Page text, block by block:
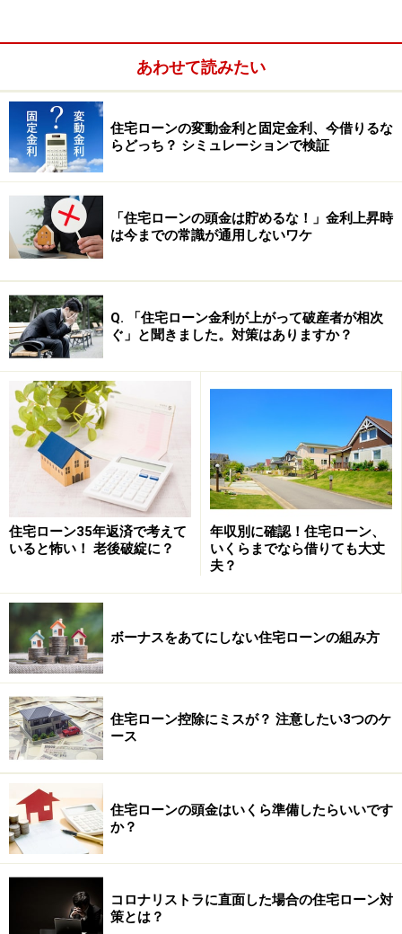
ていないので、購入をキャンセルしたとしても返還され
るのが一般的です。返還される金額は全額返還というケ
ースと事務手数料数万円を差し引いた一部返還するとい
ケースがあります。
不動産会社によっては全額返還を拒絶する場合があるの
で、購入をキャンセルしたときは返還されるかどうか、
申込証拠金を支払う前に必ず書面にて確認しておきまし
ょう。
また、支払った証拠として預り証を発行するように不動
産会社に依頼しましょう。もしも、キャンセル時の申込
証拠金の全額返還や預り証の発行を拒絶するような不動
産会社の場合は要注意です。
数週間したあとにキャンセルされると不動産会社も困る
ので、申込証拠金の有効期間は一般的に1週間～10日間
が目安となっています。トラブルを回避するためにも、
申込証拠金の有効期限も書面にて確認しておきましょ
う。
なお、申込証拠金は、売買契約をするときの手付金や契
約時の諸費用（印紙代）に充当されます。
次のページでは、最も重要な手付金について説明しま
す。
※記事内容は執筆時点のものです。最新の内容をご確認くださ
い。
本記事の内容は一般的な情報提供を目的としており、特定の金融
商品や投資行動を推奨するものではありません。
投資や資産運用に関する最終的なご判断はご自身の責任において
行ってください。
掲載情報の正確性・完全性については十分に配慮しております
が、その内容を保証するものではなく、これに基づく損失・損害
などについて当社は一切の責任を負いません。
最新の情報や詳細については、必ず各金融機関やサービス提供者
の公式情報をご確認ください。
あわせて読みたい
住宅ローンの変動金利と固定金利、今借りるな
らどっち？ シミュレーションで検証
「住宅ローンの頭金は貯めるな！」金利上昇時
は今までの常識が通用しないワケ
Q. 「住宅ローン金利が上がって破産者が相次
ぐ」と聞きました。対策はありますか？
住宅ローン35年返済で考えて
いると怖い！ 老後破綻に？
年収別に確認！住宅ローン、
いくらまでなら借りても大丈
夫？
ボーナスをあてにしない住宅ローンの組み方
住宅ローン控除にミスが？ 注意したい3つのケ
ース
住宅ローンの頭金はいくら準備したらいいです
か？
コロナリストラに直面した場合の住宅ローン対
策とは？